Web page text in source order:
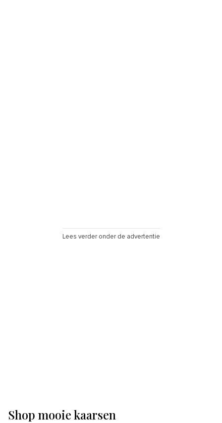
Lees verder onder de advertentie
Shop mooie kaarsen